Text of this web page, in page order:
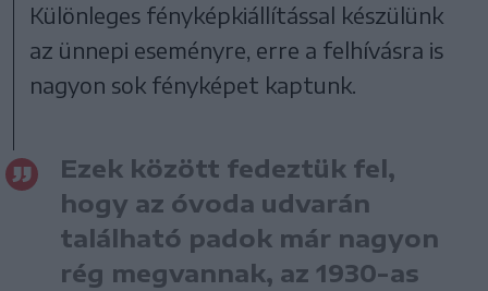
Különleges fényképkiállítással készülünk
az ünnepi eseményre, erre a felhívásra is
nagyon sok fényképet kaptunk.
Ezek között fedeztük fel,
hogy az óvoda udvarán
található padok már nagyon
rég megvannak, az 1930-as